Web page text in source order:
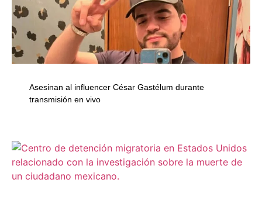
Asesinan al influencer César Gastélum durante
transmisión en vivo